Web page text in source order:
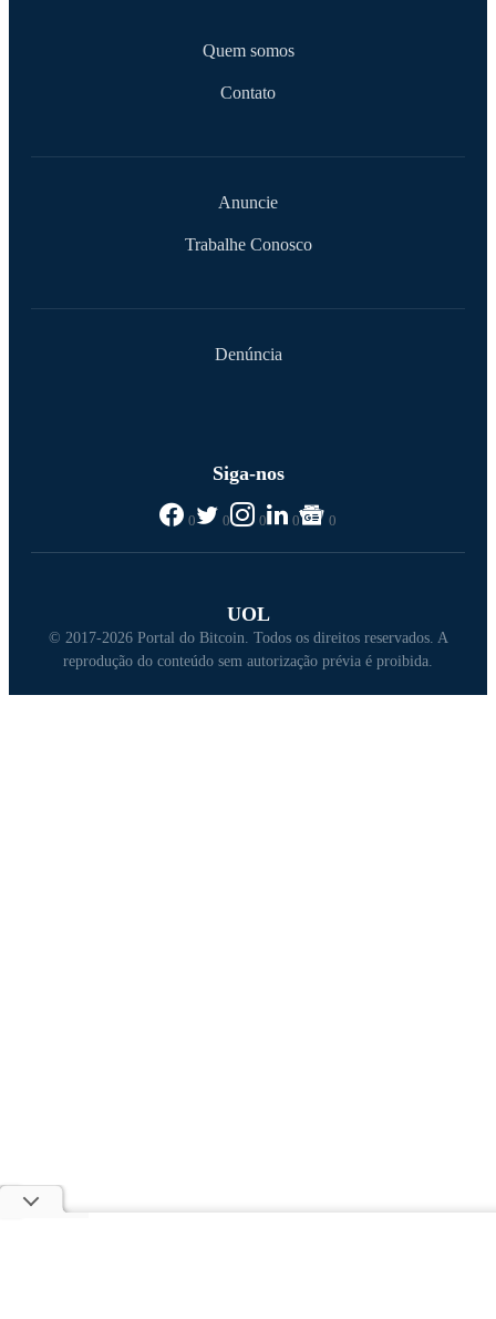
Quem somos
Contato
Anuncie
Trabalhe Conosco
Denúncia
Siga-nos
0 0 0 0 0
UOL
© 2017-2026 Portal do Bitcoin. Todos os direitos reservados. A
reprodução do conteúdo sem autorização prévia é proibida.